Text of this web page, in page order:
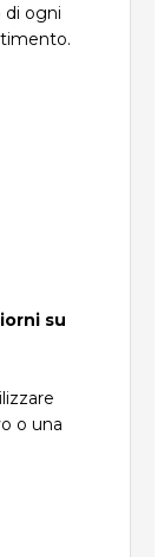
di ogni
su
o una